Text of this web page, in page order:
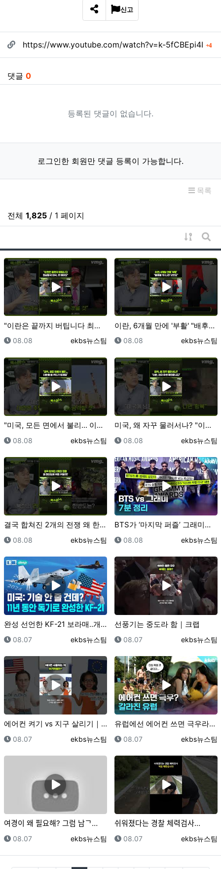
SNS 공유
신고
관련자료
https://www.youtube.com/watch?v=k-5fCBEpi4I 4회
댓글 0
등록된 댓글이 없습니다.
로그인한 회원만 댓글 등록이 가능합니다.
목록
전체 1,825 / 1 페이지
게시물
게
"이란은 끝까지 버팁니다 최강대국 미국, 못 버텨요" …
등록일
08.08 등록자
ekbs뉴스팀
이란, 6개월 만에 '부활' "배후에 '이 나라' 있었…
등록일
08.08 등록자
ekbs뉴스팀
"미국, 모든 면에서 불리... 이란에 쓸 카드가 없어…
등록일
08.08 등록자
ekbs뉴스팀
미국, 왜 자꾸 물러서나? "이란, 여차 하면 확전합니…
등록일
08.08 등록자
ekbs뉴스팀
결국 합쳐진 2개의 전쟁 왜 한반도에 위협 커질까? /…
등록일
08.08 등록자
ekbs뉴스팀
BTS가 ‘마지막 퍼즐’ 그래미를 보이콧한 진짜 이유｜…
등록일
08.08 등록자
ekbs뉴스팀
완성 선언한 KF-21 보라매..개발사 완벽 총정리/ …
등록일
08.07 등록자
ekbs뉴스팀
선풍기는 중도라 함｜크랩
등록일
08.07 등록자
ekbs뉴스팀
에어컨 켜기 vs 지구 살리기｜크랩
등록일
08.07 등록자
ekbs뉴스팀
유럽에선 에어컨 쓰면 극우라고요??｜크랩
등록일
08.07 등록자
ekbs뉴스팀
여경이 왜 필요해? 그럼 남ᄀ…
등록일
08.07 등록자
ekbs뉴스팀
쉬워졌다는 경찰 체력검사…
등록일
08.07 등록자
ekbs뉴스팀